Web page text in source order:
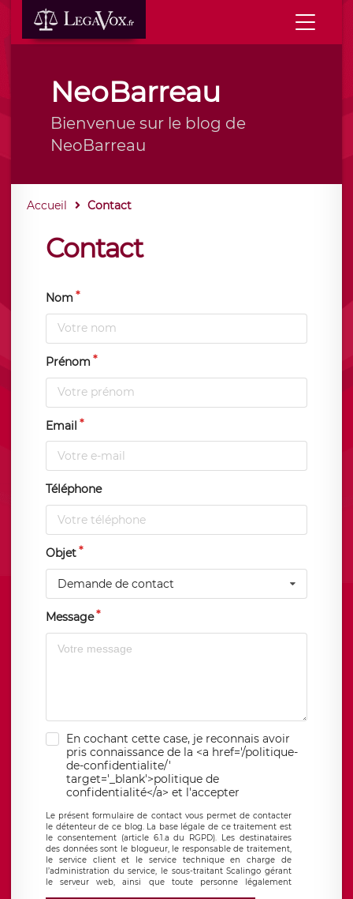
NeoBarreau
Bienvenue sur le blog de
NeoBarreau
Accueil Contact
Contact
Nom
Prénom
Email
Téléphone
Objet
Demande de contact
Message
En cochant cette case, je reconnais avoir
pris connaissance de la <a href='/politique-
de-confidentialite/'
target='_blank'>politique de
confidentialité</a> et l'accepter
Le présent formulaire de contact vous permet de contacter
le détenteur de ce blog. La base légale de ce traitement est
le consentement (article 6.1.a du RGPD). Les destinataires
des données sont le blogueur, le responsable de traitement,
le service client et le service technique en charge de
l’administration du service, le sous-traitant Scalingo gérant
le serveur web, ainsi que toute personne légalement
autorisée. Le formulaire de contact à destination du